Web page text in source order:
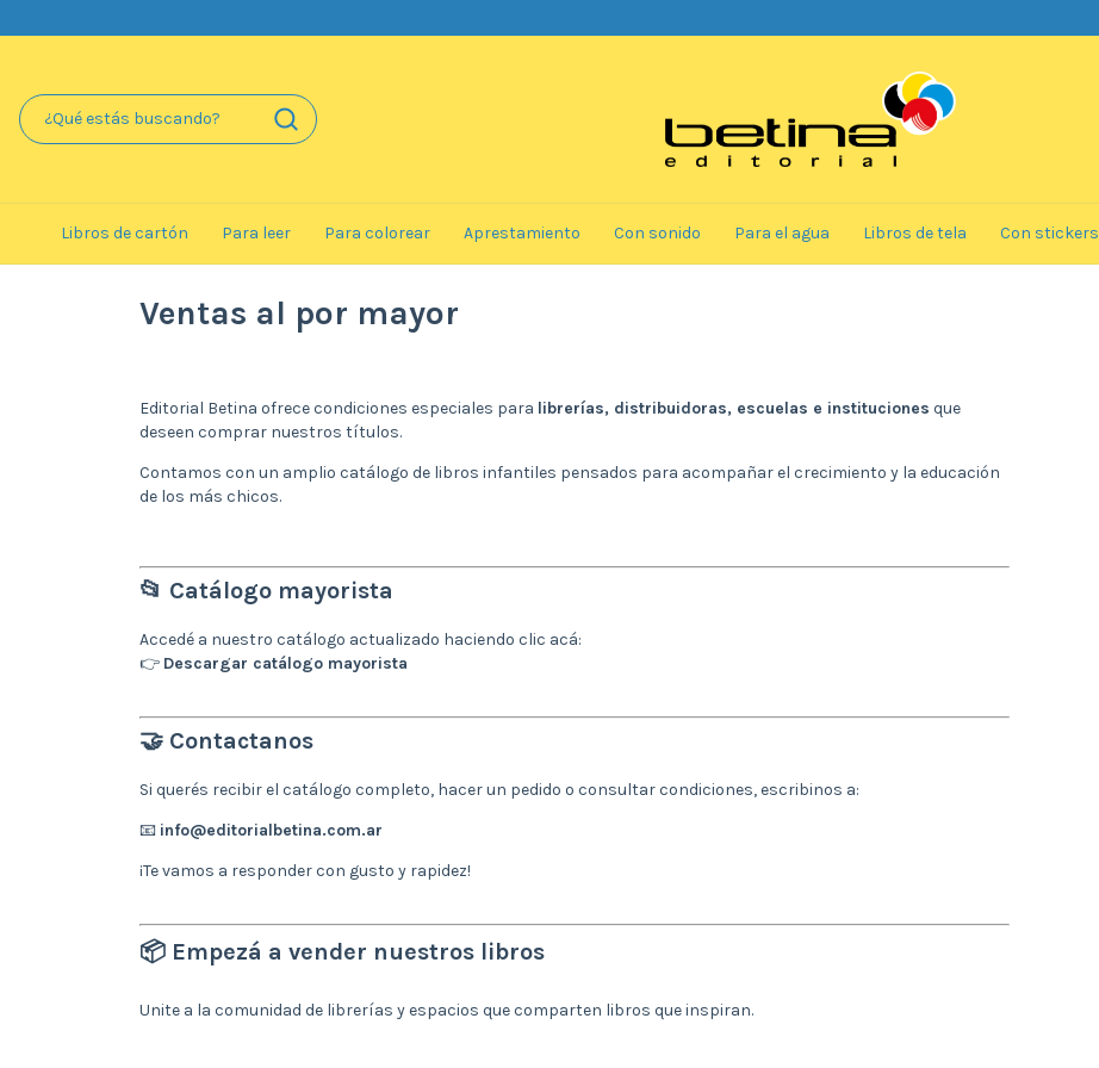
Libros de cartón Para leer Para colorear Aprestamiento Con sonido Para el agua Libros de tela Con stickers
Ventas al por mayor
Editorial Betina ofrece condiciones especiales para librerías, distribuidoras, escuelas e instituciones que
deseen comprar nuestros títulos.
Contamos con un amplio catálogo de libros infantiles pensados para acompañar el crecimiento y la educación
de los más chicos.
📂 Catálogo mayorista
Accedé a nuestro catálogo actualizado haciendo clic acá:
👉 Descargar catálogo mayorista
🤝 Contactanos
Si querés recibir el catálogo completo, hacer un pedido o consultar condiciones, escribinos a:
📧 info@editorialbetina.com.ar
¡Te vamos a responder con gusto y rapidez!
📦 Empezá a vender nuestros libros
Unite a la comunidad de librerías y espacios que comparten libros que inspiran.